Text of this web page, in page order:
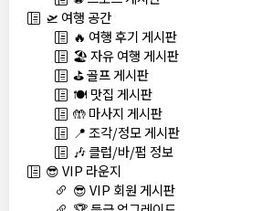
🛫 여행 공간
🔥 여행 후기 게시판
🏖️ 자유 여행 게시판
⛳ 골프 게시판
🍽️ 맛집 게시판
🤲 마사지 게시판
📍 조각/정모 게시판
🎶 클럽/바/펍 정보
😎 VIP 라운지
😎 VIP 회원 게시판